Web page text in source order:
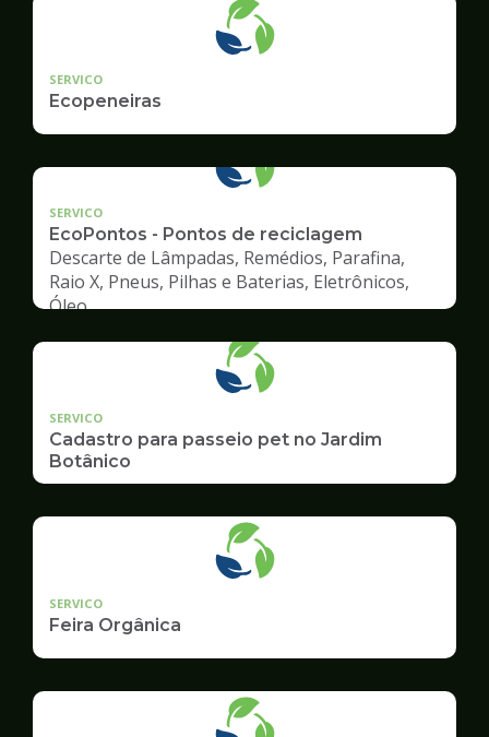
SERVICO
Ecopeneiras
SERVICO
EcoPontos - Pontos de reciclagem
Descarte de Lâmpadas, Remédios, Parafina,
Raio X, Pneus, Pilhas e Baterias, Eletrônicos,
Óleo
SERVICO
Cadastro para passeio pet no Jardim
Botânico
SERVICO
Feira Orgânica